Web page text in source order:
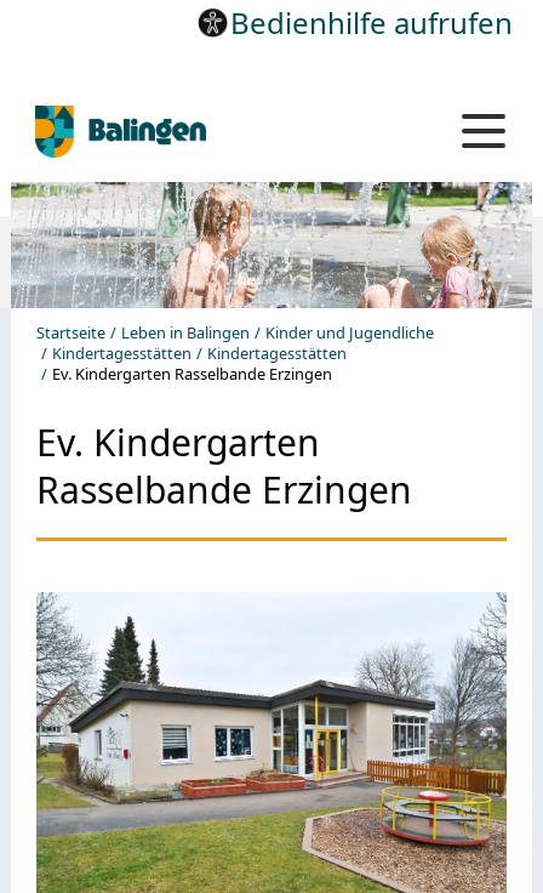
Bedienhilfe aufrufen
Startseite Leben in Balingen
Kinder und Jugendliche
Kindertagesstätten
Kindertagesstätten
Ev. Kindergarten Rasselbande Erzingen
Ev. Kindergarten
Rasselbande Erzingen